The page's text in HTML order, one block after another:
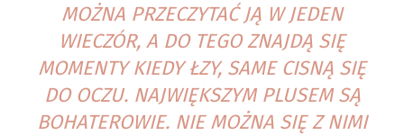
MOŻNA PRZECZYTAĆ JĄ W JEDEN
WIECZÓR, A DO TEGO ZNAJDĄ SIĘ
MOMENTY KIEDY ŁZY, SAME CISNĄ SIĘ
DO OCZU. NAJWIĘKSZYM PLUSEM SĄ
BOHATEROWIE. NIE MOŻNA SIĘ Z NIMI